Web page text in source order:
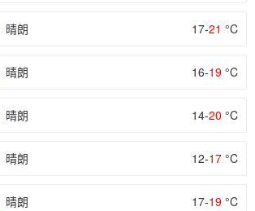
晴朗 17-21 °C
晴朗 16-19 °C
晴朗 14-20 °C
晴朗 12-17 °C
晴朗 17-19 °C